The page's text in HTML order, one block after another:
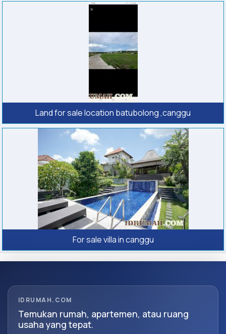
Land for sale location batubolong ,canggu
For sale villa in canggu
IDRUMAH.COM
Temukan rumah, apartemen, atau ruang
usaha yang tepat.